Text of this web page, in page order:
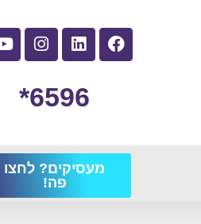
6596*
מעסיקים? לחצו
פה!